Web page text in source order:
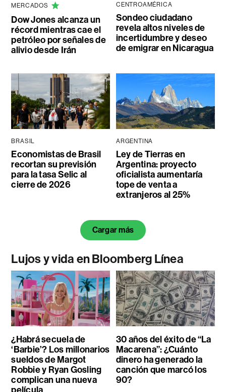
MERCADOS
Dow Jones alcanza un
récord mientras cae el
petróleo por señales de
alivio desde Irán
CENTROAMÉRICA
Sondeo ciudadano
revela altos niveles de
incertidumbre y deseo
de emigrar en Nicaragua
BRASIL
Economistas de Brasil
recortan su previsión
para la tasa Selic al
cierre de 2026
ARGENTINA
Ley de Tierras en
Argentina: proyecto
oficialista aumentaría
tope de venta a
extranjeros al 25%
Cargar más
Lujos y vida en Bloomberg Línea
¿Habrá secuela de
‘Barbie’? Los millonarios
sueldos de Margot
Robbie y Ryan Gosling
complican una nueva
película
30 años del éxito de “La
Macarena”: ¿Cuánto
dinero ha generado la
canción que marcó los
90?